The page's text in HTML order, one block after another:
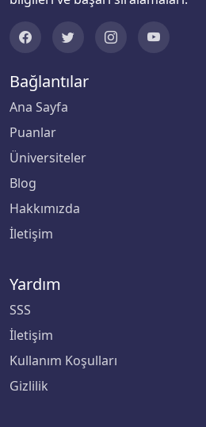
Çankaya Üniversitesi
Çankırı Karatekin
Demiroğlu Bilim Üniversitesi
Doğu Akdeniz Üniversitesi
Doğuş Üniversitesi
Dokuz Eylül Üniversitesi
Bağlantılar
Ana Sayfa
Puanlar
Üniversiteler
Blog
Hakkımızda
İletişim
Yardım
SSS
İletişim
Kullanım Koşulları
Gizlilik